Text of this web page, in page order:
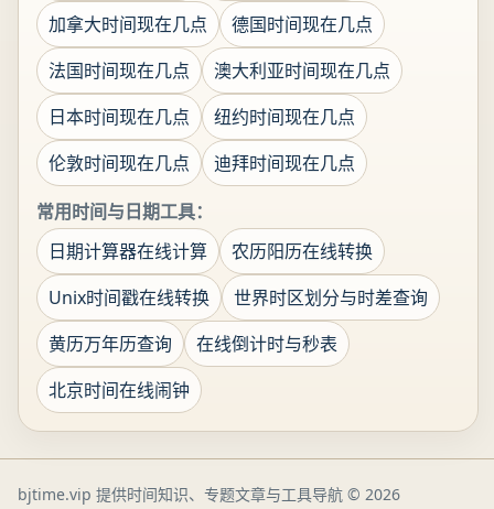
加拿大时间现在几点
德国时间现在几点
法国时间现在几点
澳大利亚时间现在几点
日本时间现在几点
纽约时间现在几点
伦敦时间现在几点
迪拜时间现在几点
常用时间与日期工具：
日期计算器在线计算
农历阳历在线转换
Unix时间戳在线转换
世界时区划分与时差查询
黄历万年历查询
在线倒计时与秒表
北京时间在线闹钟
bjtime.vip 提供时间知识、专题文章与工具导航 © 2026